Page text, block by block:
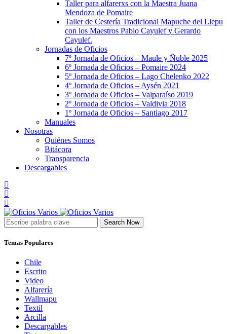
Taller para alfarerxs con la Maestra Juana
Mendoza de Pomaire
Taller de Cestería Tradicional Mapuche del Llepu
con los Maestros Pablo Cayulef y Gerardo
Cayulef.
Jornadas de Oficios
7º Jornada de Oficios – Maule y Ñuble 2025
6º Jornada de Oficios – Pomaire 2024
5º Jornada de Oficios – Lago Chelenko 2022
4º Jornada de Oficios – Aysén 2021
3º Jornada de Oficios – Valparaíso 2019
2º Jornada de Oficios – Valdivia 2018
1º Jornada de Oficios – Santiago 2017
Manuales
Nosotras
Quiénes Somos
Bitácora
Transparencia
Descargables
Search Now
Temas Populares
Chile
Escrito
Video
Alfarería
Wallmapu
Textil
Arcilla
Descargables